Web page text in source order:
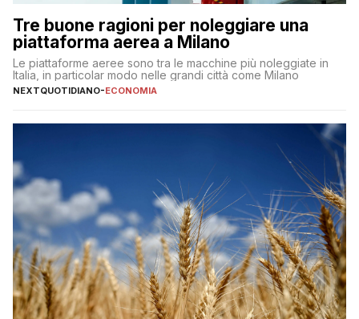
Tre buone ragioni per noleggiare una
piattaforma aerea a Milano
Le piattaforme aeree sono tra le macchine più noleggiate in
Italia, in particolar modo nelle grandi città come Milano
NEXTQUOTIDIANO-ECONOMIA